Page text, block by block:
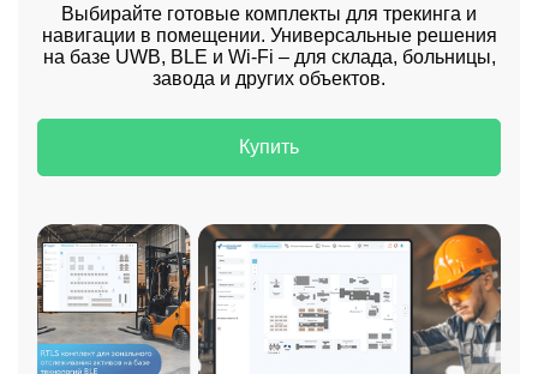
Выбирайте готовые комплекты для трекинга и
навигации в помещении. Универсальные решения
на базе UWB, BLE и Wi-Fi – для склада, больницы,
завода и других объектов.
Купить